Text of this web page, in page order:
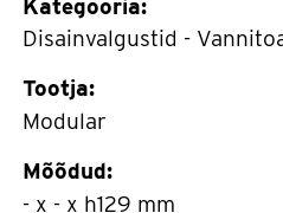
Kategooria:
Disainvalgustid -
Tootja:
Modular
Mõõdud:
- x - x h129 mm